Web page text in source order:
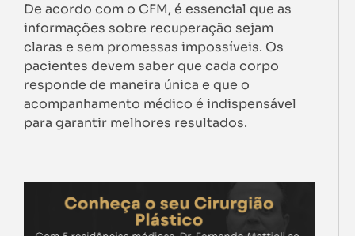
De acordo com o CFM, é essencial que as
informações sobre recuperação sejam
claras e sem promessas impossíveis. Os
pacientes devem saber que cada corpo
responde de maneira única e que o
acompanhamento médico é indispensável
para garantir melhores resultados.